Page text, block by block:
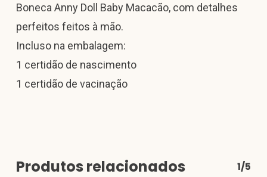
Boneca Anny Doll Baby Macacão, com detalhes
perfeitos feitos à mão.
Incluso na embalagem:
1 certidão de nascimento
1 certidão de vacinação
Produtos relacionados 1/5